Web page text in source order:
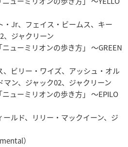
・Jr、フェイス・ビームス、キー
、ジャクリーン
ューミリオンの歩き方」 ～GREEN
ビリー・ワイズ、アッシュ・オル
ン、ジャック02、ジャクリーン
ューミリオンの歩き方」 ～EPILO
ルド、リリー・マックイーン、ジ
）